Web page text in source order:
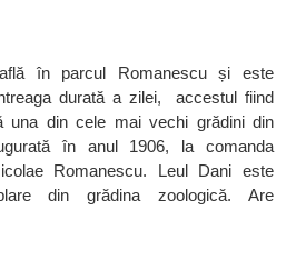
în parcul Romanescu și este
durată a zilei, accestul fiind
una din cele mai vechi grădini din
în anul 1906, la comanda
Romanescu. Leul Dani este
din grădina zoologică. Are